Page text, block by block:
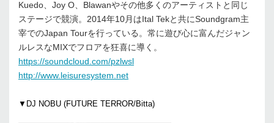
Kuedo、Joy O、Blawanやその他多くのアーティストと同じ
ステージで競演。2014年10月はItal Tekと共にSoundgram主
宰でのJapan Tourを行っている。常に遊び心に富んだジャン
ルレスなMIXでフロアを狂喜に導く。
https://soundcloud.com/pzlwsl
http://www.leisuresystem.net
▼DJ NOBU (FUTURE TERROR/Bitta)